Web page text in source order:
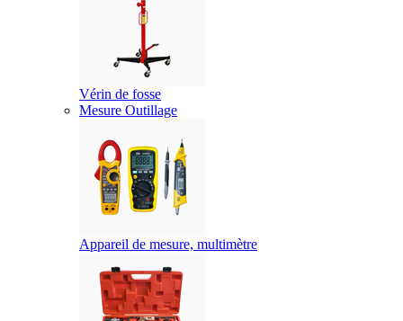
Vérin de fosse
Mesure Outillage
Appareil de mesure, multimètre